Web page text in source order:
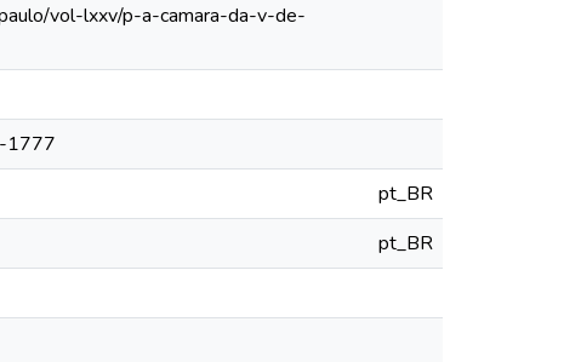
vol-lxxv/p-a-camara-da-v-de-
1777
pt_BR
pt_BR